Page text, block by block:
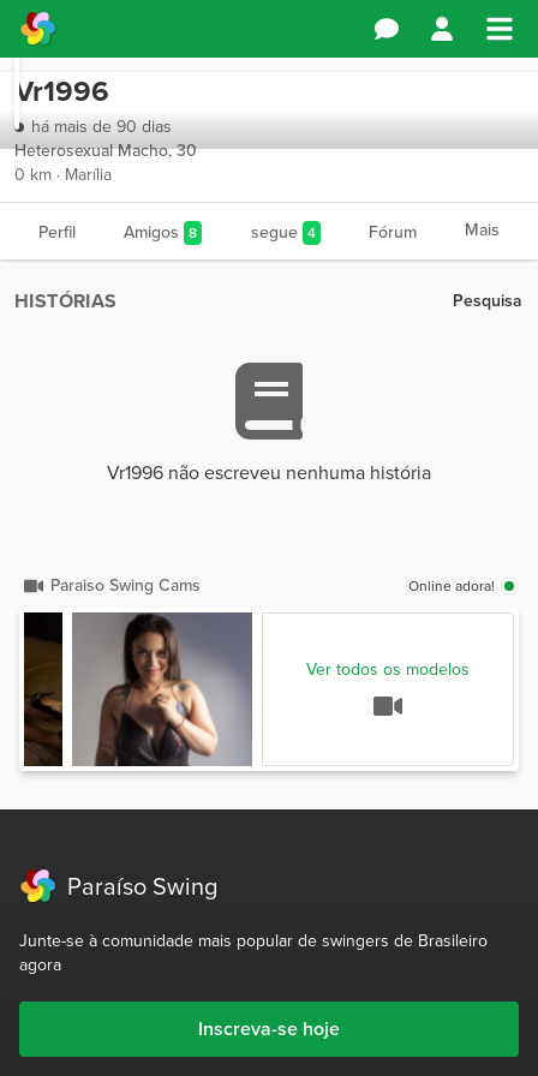
Vr1996
há mais de 90 dias
Heterosexual Macho, 30
0 km · Marília
Perfil Amigos 8 segue 4 Fórum Mais
HISTÓRIAS Pesquisa
Vr1996 não escreveu nenhuma história
Paraiso Swing Cams Online adora!
Ver todos os modelos
Paraíso Swing
Junte-se à comunidade mais popular de swingers de Brasileiro
agora
Inscreva-se hoje